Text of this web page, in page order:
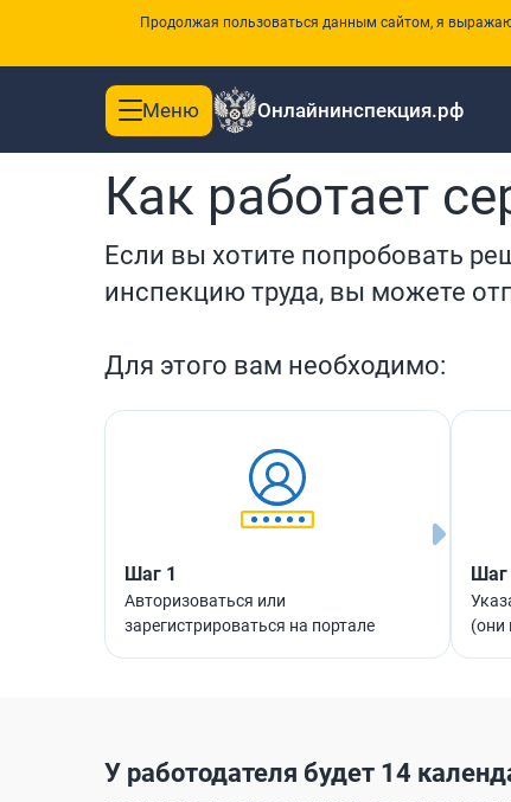
Продолжая пользоваться данным сайтом, я выражаю
Toggle
navigation
Меню Онлайнинспекция.рф
Главная |Урегулирование разногласий между
Как работает
Если вы хотите попробовать
инспекцию труда, вы можете
Для этого вам необходимо:
Шаг 1
Авторизоваться или
зарегистрироваться на портале
Шаг
(они
У работодателя будет 14